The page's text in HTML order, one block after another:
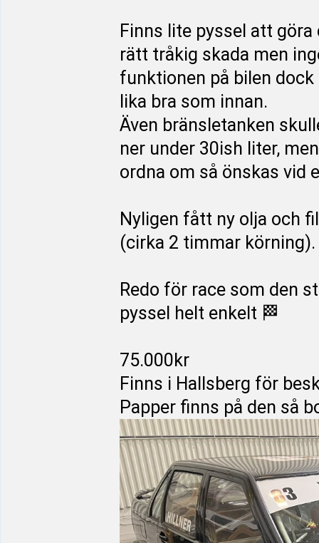
Finns lite pyssel att
rätt tråkig skada men
funktionen på bilen
lika bra som innan.
Även bränsletanken
ner under 30ish liter,
ordna om så önskas vid
Nyligen fått ny olja och
(cirka 2 timmar körning).
Redo för race som den
pyssel helt enkelt 🏁
75.000kr
Finns i Hallsberg för
Papper finns på den så